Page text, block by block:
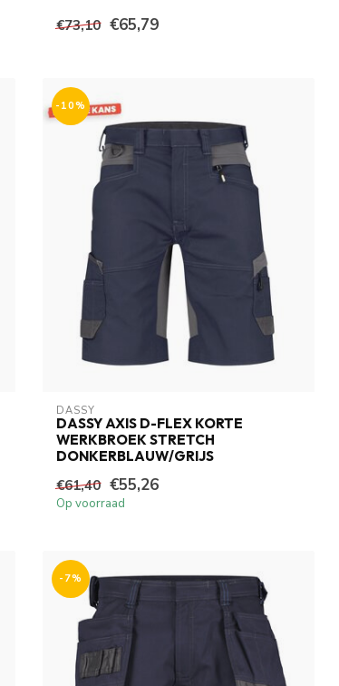
€73,10 €65,79
-10%
DASSY
DASSY AXIS D-FLEX KORTE
WERKBROEK STRETCH
DONKERBLAUW/GRIJS
€61,40 €55,26
Op voorraad
-7%